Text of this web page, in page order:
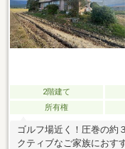
2階建て
所有権
ゴルフ場近く！圧巻の
クティブなご家族におす